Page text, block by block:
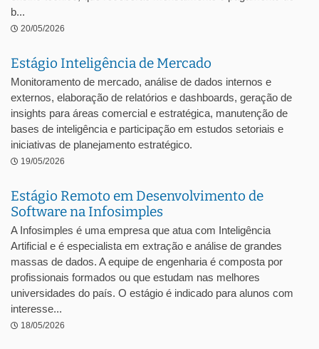
b...
20/05/2026
Estágio Inteligência de Mercado
Monitoramento de mercado, análise de dados internos e
externos, elaboração de relatórios e dashboards, geração de
insights para áreas comercial e estratégica, manutenção de
bases de inteligência e participação em estudos setoriais e
iniciativas de planejamento estratégico.
19/05/2026
Estágio Remoto em Desenvolvimento de
Software na Infosimples
A Infosimples é uma empresa que atua com Inteligência
Artificial e é especialista em extração e análise de grandes
massas de dados. A equipe de engenharia é composta por
profissionais formados ou que estudam nas melhores
universidades do país. O estágio é indicado para alunos com
interesse...
18/05/2026